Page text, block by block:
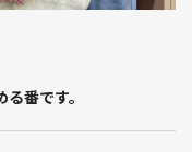
番です。